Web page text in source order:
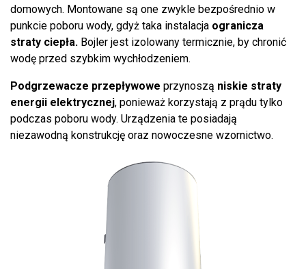
domowych. Montowane są one zwykle bezpośrednio w
punkcie poboru wody, gdyż taka instalacja ogranicza
straty ciepła. Bojler jest izolowany termicznie, by chronić
wodę przed szybkim wychłodzeniem.
Podgrzewacze przepływowe przynoszą niskie straty
energii elektrycznej, ponieważ korzystają z prądu tylko
podczas poboru wody. Urządzenia te posiadają
niezawodną konstrukcję oraz nowoczesne wzornictwo.